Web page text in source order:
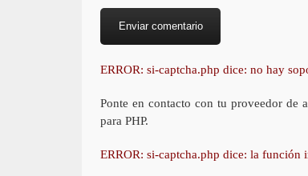
ERROR: si-captcha.php dice: no hay
Ponte en contacto con tu proveedor de
para PHP.
ERROR: si-captcha.php dice: la función